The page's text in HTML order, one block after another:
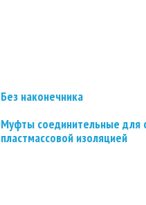
Без наконечника
Муфты соединительные для
пластмассовой изоляцией